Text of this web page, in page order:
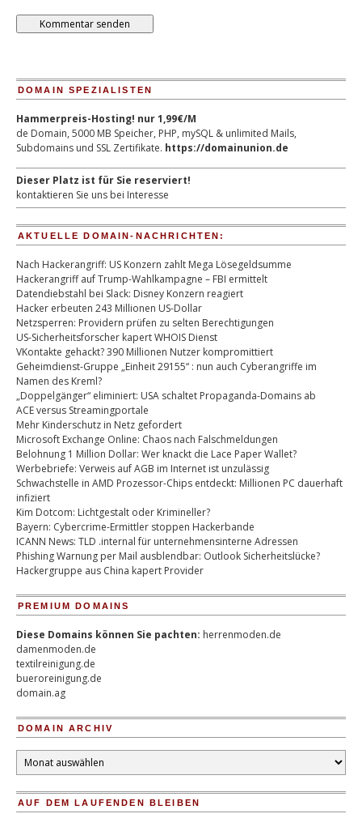
DOMAIN SPEZIALISTEN
Hammerpreis-Hosting! nur 1,99€/M
de Domain, 5000 MB Speicher, PHP, mySQL & unlimited Mails,
Subdomains und SSL Zertifikate. https://domainunion.de
Dieser Platz ist für Sie reserviert!
kontaktieren Sie uns bei Interesse
AKTUELLE DOMAIN-NACHRICHTEN:
Nach Hackerangriff: US Konzern zahlt Mega Lösegeldsumme
Hackerangriff auf Trump-Wahlkampagne – FBI ermittelt
Datendiebstahl bei Slack: Disney Konzern reagiert
Hacker erbeuten 243 Millionen US-Dollar
Netzsperren: Providern prüfen zu selten Berechtigungen
US-Sicherheitsforscher kapert WHOIS Dienst
VKontakte gehackt? 390 Millionen Nutzer kompromittiert
Geheimdienst-Gruppe „Einheit 29155“ : nun auch Cyberangriffe im
Namen des Kreml?
„Doppelgänger“ eliminiert: USA schaltet Propaganda-Domains ab
ACE versus Streamingportale
Mehr Kinderschutz in Netz gefordert
Microsoft Exchange Online: Chaos nach Falschmeldungen
Belohnung 1 Million Dollar: Wer knackt die Lace Paper Wallet?
Werbebriefe: Verweis auf AGB im Internet ist unzulässig
Schwachstelle in AMD Prozessor-Chips entdeckt: Millionen PC dauerhaft
infiziert
Kim Dotcom: Lichtgestalt oder Krimineller?
Bayern: Cybercrime-Ermittler stoppen Hackerbande
ICANN News: TLD .internal für unternehmensinterne Adressen
Phishing Warnung per Mail ausblendbar: Outlook Sicherheitslücke?
Hackergruppe aus China kapert Provider
PREMIUM DOMAINS
Diese Domains können Sie pachten: herrenmoden.de
damenmoden.de
textilreinigung.de
bueroreinigung.de
domain.ag
DOMAIN ARCHIV
Domain
Archiv
AUF DEM LAUFENDEN BLEIBEN